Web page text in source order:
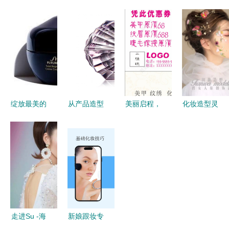
明星同款新
娘跟妆套系
的全面升级
唯美碎花邂
逅灵动化妆
造型
Emily新娘
化妆师的独
特美学
融合
绽放最美的
妆广告设
计，为爱加
从产品造型
美学设计的
跨界融合与
艺术表达
美丽启程，
化妆造型灵
走进Su -海
新娘跟妆专